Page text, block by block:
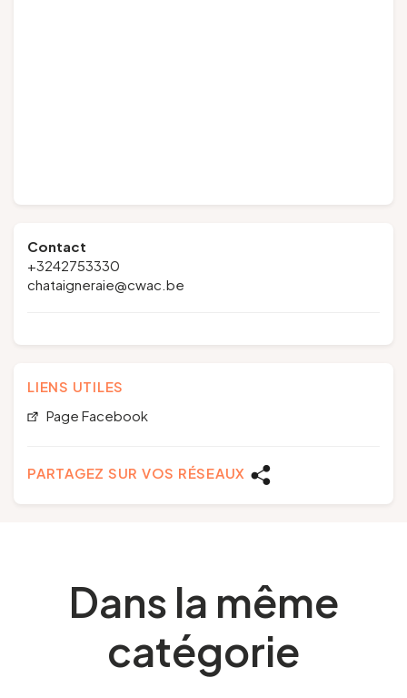
Contact
+3242753330
chataigneraie@cwac.be
LIENS UTILES
Page Facebook
PARTAGEZ SUR VOS RÉSEAUX
Dans la même
catégorie